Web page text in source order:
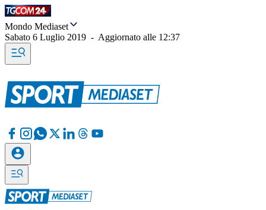
Mondo Mediaset
Sabato 6 Luglio 2019 - Aggiornato alle 12:37